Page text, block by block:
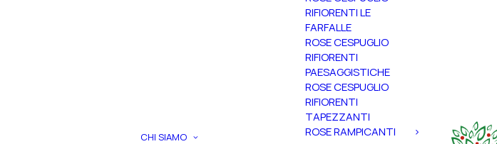
CHI SIAMO
RIFIORENTI LE
FARFALLE
ROSE CESPUGLIO
RIFIORENTI
PAESAGGISTICHE
ROSE CESPUGLIO
RIFIORENTI
TAPEZZANTI
ROSE RAMPICANTI